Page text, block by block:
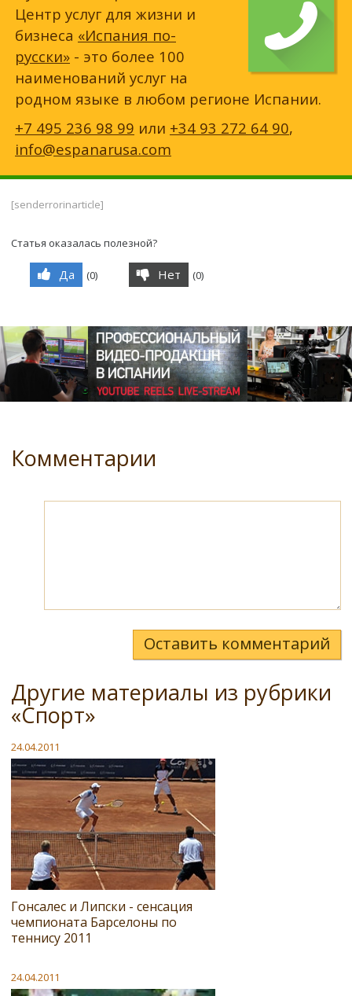
Центр услуг для жизни и
бизнеса «Испания по-
русски» - это более 100
наименований услуг на
родном языке в любом регионе Испании.
+7 495 236 98 99 или +34 93 272 64 90,
info@espanarusa.com
[senderrorinarticle]
Статья оказалась полезной?
Да (0) Нет (0)
Комментарии
Оставить комментарий
Другие материалы из рубрики
«Спорт»
24.04.2011
Гонсалес и Липски - сенсация
чемпионата Барселоны по
теннису 2011
24.04.2011